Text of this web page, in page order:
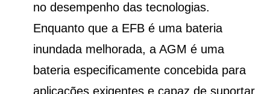
no desempenho das tecnologias.
Enquanto que a EFB é uma bateria
inundada melhorada, a AGM é uma
bateria especificamente concebida para
aplicações exigentes e capaz de suportar